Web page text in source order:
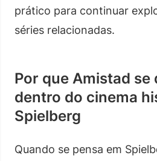
prático para continuar
séries relacionadas.
Por que Amistad se
dentro do cinema
Spielberg
Quando se pensa em